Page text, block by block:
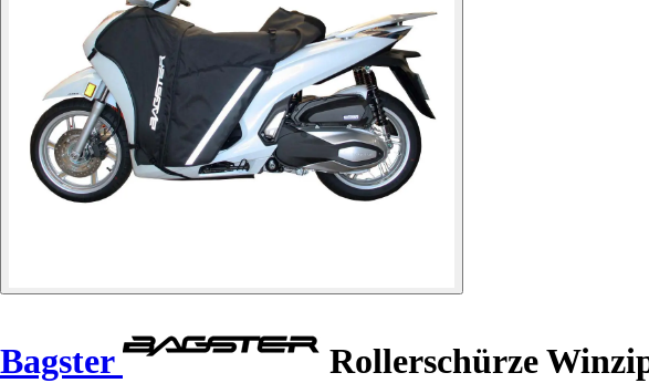
Bagster Rollerschürze